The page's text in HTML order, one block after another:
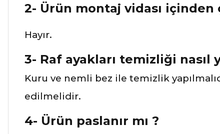
2- Ürün montaj vidası içinden
Hayır.
3- Raf ayakları temizliği nasıl
Kuru ve nemli bez ile temizlik
edilmelidir.
4- Ürün paslanır mı ?